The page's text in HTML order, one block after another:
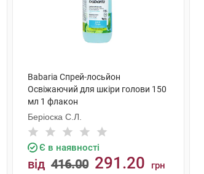
Babaria Спрей-лосьйон
Освіжаючий для шкіри голови 150
мл 1 флакон
Беріоска С.Л.
Є в наявності
від 416.00 291.20 грн